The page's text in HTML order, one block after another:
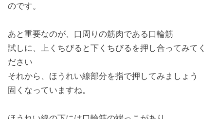
のです。
あと重要なのが、口周りの筋肉である口輪筋
試しに、上くちびると下くちびるを押し合ってみてく
ださい
それから、ほうれい線部分を指で押してみましょう
固くなっていますね。